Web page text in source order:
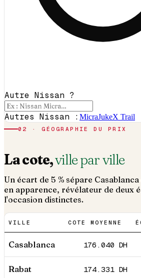
Autre Nissan ?
Autres Nissan : MicraJukeX Trail
02 · GÉOGRAPHIE DU PRIX
La cote,ville par ville
Un écart de 5 % sépare
en apparence, révélateur de deux
l'occasion distinctes.
VILLE COTE MOYENNE
Casablanca 176.040 DH
Rabat 174.331DH